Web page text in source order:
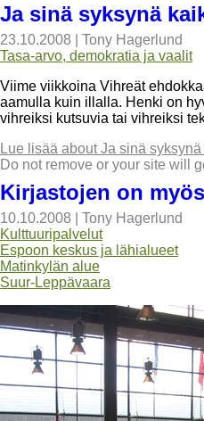
Ja sinä syksynä
23.10.2008
Tony Hagerlund
Tasa-arvo, demokratia ja vaalit
Viime viikkoina Vihreät
aamulla kuin illalla. Henki on
vihreiksi kutsuvia tai vihreiksi
Lue lisää about Ja sinä
Do not remove or your site will
Kirjastojen on
10.10.2008
Tony Hagerlund
Kulttuuripalvelut
Espoon keskus ja lähialueet
Matinkylän alue
Suur-Leppävaara